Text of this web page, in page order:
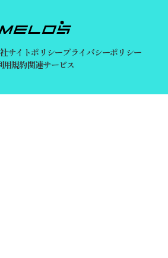
サイトポリシープライバシーポリシー
用規約関連サービス